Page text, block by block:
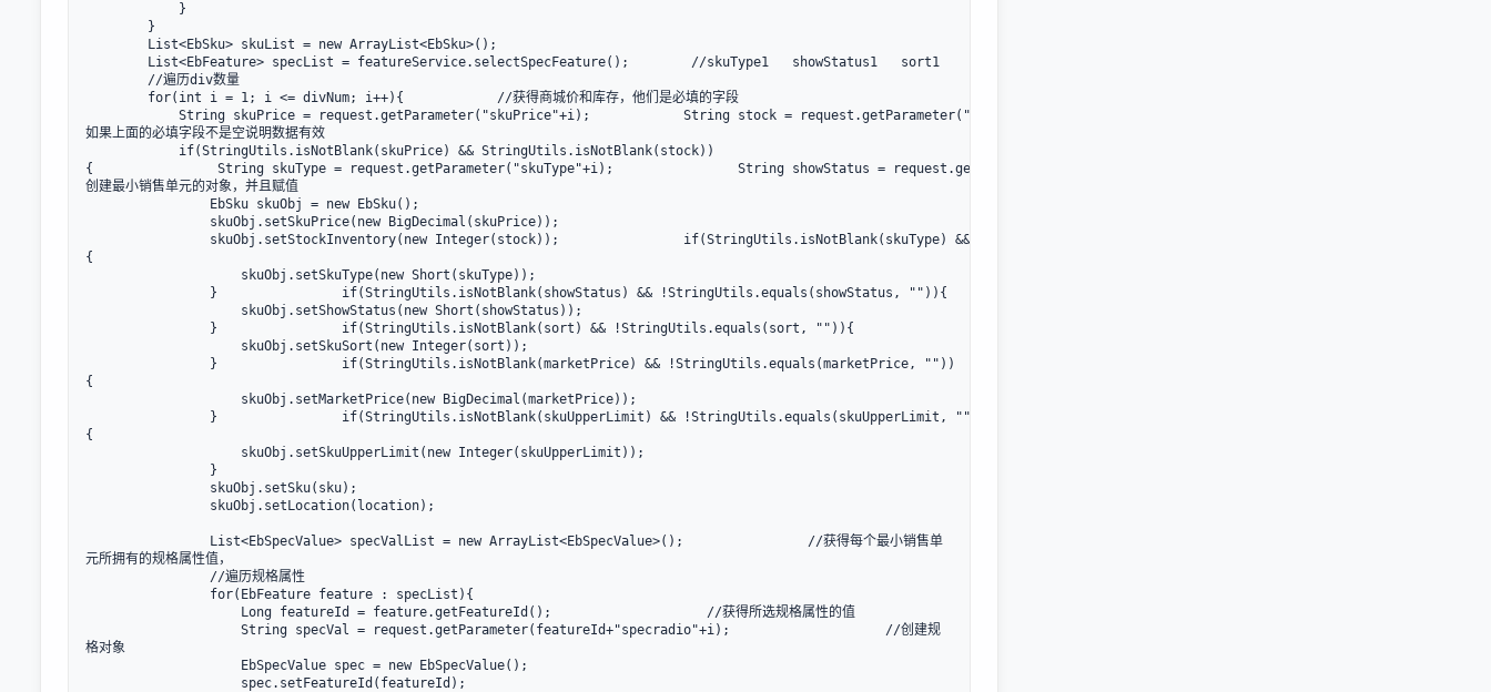
}
}
List<EbSku> skuList = new ArrayList<EbSku>();
List<EbFeature> specList = featureService.selectSpecFeature();        //skuType1   showStatus1   sort1     skuPrice1  marketPrice1  stockInventory1  skuUpperLimit1  sku1
//遍历div数量
for(int i = 1; i <= divNum; i++){            //获得商城价和库存，他们是必填的字段
String skuPrice = request.getParameter("skuPrice"+i);            String stock = request.getParameter("stockInventory"+i);            //
如果上面的必填字段不是空说明数据有效
if(StringUtils.isNotBlank(skuPrice) && StringUtils.isNotBlank(stock))
{                String skuType = request.getParameter("skuType"+i);                String showStatus = request.getParameter("showStatus"+i);                String sort =
创建最小销售单元的对象，并且赋值
EbSku skuObj = new EbSku();
skuObj.setSkuPrice(new BigDecimal(skuPrice));
skuObj.setStockInventory(new Integer(stock));                if(StringUtils.isNotBlank(skuType) && !StringUtils.equals(skuType, ""))
{
skuObj.setSkuType(new Short(skuType));
}                if(StringUtils.isNotBlank(showStatus) && !StringUtils.equals(showStatus, "")){
skuObj.setShowStatus(new Short(showStatus));
}                if(StringUtils.isNotBlank(sort) && !StringUtils.equals(sort, "")){
skuObj.setSkuSort(new Integer(sort));
}                if(StringUtils.isNotBlank(marketPrice) && !StringUtils.equals(marketPrice, ""))
{
skuObj.setMarketPrice(new BigDecimal(marketPrice));
}                if(StringUtils.isNotBlank(skuUpperLimit) && !StringUtils.equals(skuUpperLimit, ""))
{
skuObj.setSkuUpperLimit(new Integer(skuUpperLimit));
}
skuObj.setSku(sku);
skuObj.setLocation(location);
List<EbSpecValue> specValList = new ArrayList<EbSpecValue>();                //获得每个最小销售单
元所拥有的规格属性值，
//遍历规格属性
for(EbFeature feature : specList){
Long featureId = feature.getFeatureId();                    //获得所选规格属性的值
String specVal = request.getParameter(featureId+"specradio"+i);                    //创建规
格对象
EbSpecValue spec = new EbSpecValue();
spec.setFeatureId(featureId);